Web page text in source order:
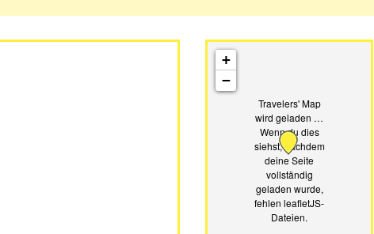
Travelers' Map
wird geladen …
Wenn du dies
siehst, nachdem
deine Seite
vollständig
geladen wurde,
fehlen leafletJS-
Dateien.
+
−